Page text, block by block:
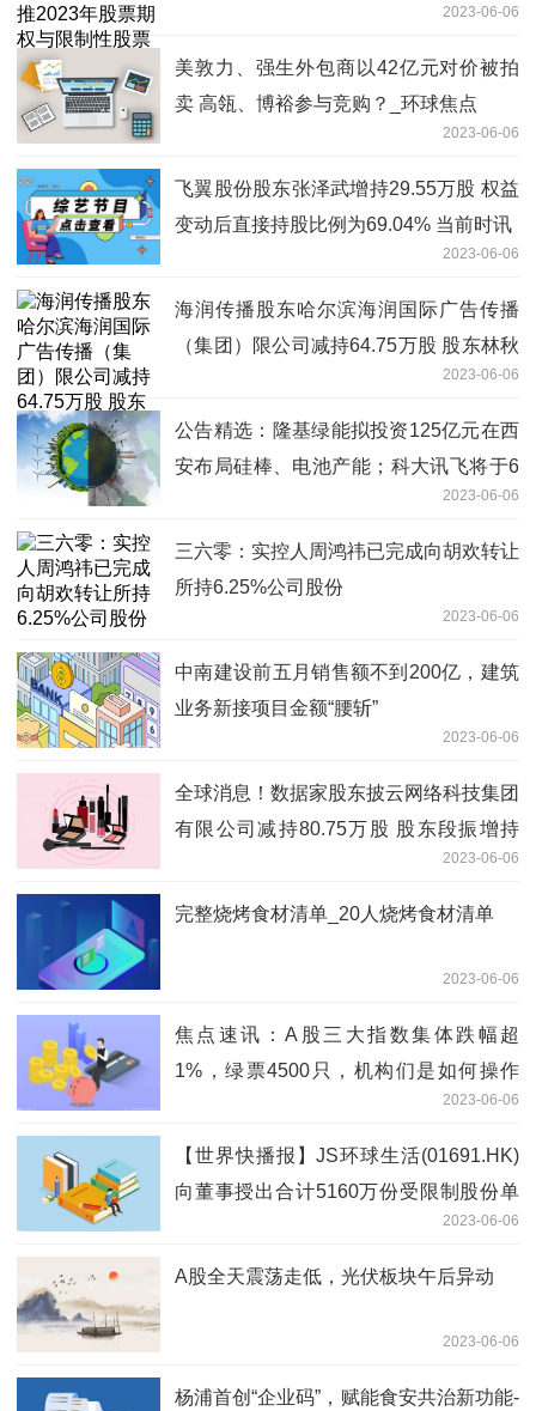
2023-06-06
美敦力、强生外包商以42亿元对价被拍
卖 高瓴、博裕参与竞购？_环球焦点
2023-06-06
飞翼股份股东张泽武增持29.55万股 权益
变动后直接持股比例为69.04% 当前时讯
2023-06-06
海润传播股东哈尔滨海润国际广告传播
（集团）限公司减持64.75万股 股东林秋
2023-06-06
公告精选：隆基绿能拟投资125亿元在西
安布局硅棒、电池产能；科大讯飞将于6
月9日发布“讯飞星火认知大模型”V1.5 世
界聚焦
2023-06-06
三六零：实控人周鸿祎已完成向胡欢转让
所持6.25%公司股份
2023-06-06
中南建设前五月销售额不到200亿，建筑
业务新接项目金额“腰斩”
2023-06-06
全球消息！数据家股东披云网络科技集团
有限公司减持80.75万股 股东段振增持
2023-06-06
完整烧烤食材清单_20人烧烤食材清单
2023-06-06
焦点速讯：A股三大指数集体跌幅超
1%，绿票4500只，机构们是如何操作
2023-06-06
【世界快播报】JS环球生活(01691.HK)
向董事授出合计5160万份受限制股份单
2023-06-06
A股全天震荡走低，光伏板块午后异动
2023-06-06
杨浦首创“企业码”，赋能食安共治新功能-